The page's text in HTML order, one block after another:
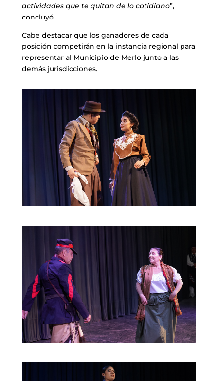
actividades que te quitan de lo cotidiano”,
concluyó.
Cabe destacar que los ganadores de cada
posición competirán en la instancia regional para
representar al Municipio de Merlo junto a las
demás jurisdicciones.